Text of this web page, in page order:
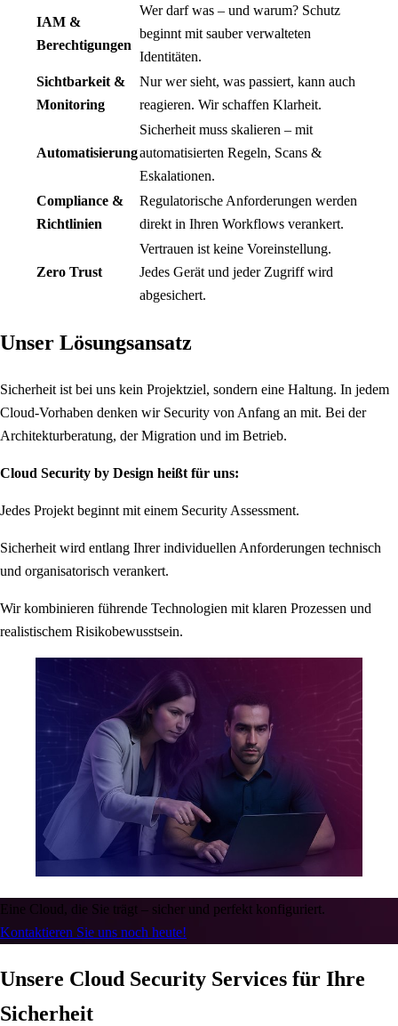
IAM &
Berechtigungen
Wer darf was – und warum? Schutz
beginnt mit sauber verwalteten
Identitäten.
Sichtbarkeit &
Monitoring
Nur wer sieht, was passiert, kann auch
reagieren. Wir schaffen Klarheit.
Automatisierung
Sicherheit muss skalieren – mit
automatisierten Regeln, Scans &
Eskalationen.
Compliance &
Richtlinien
Regulatorische Anforderungen werden
direkt in Ihren Workflows verankert.
Zero Trust
Vertrauen ist keine Voreinstellung.
Jedes Gerät und jeder Zugriff wird
abgesichert.
Unser Lösungsansatz
Sicherheit ist bei uns kein Projektziel, sondern eine Haltung. In jedem
Cloud-Vorhaben denken wir Security von Anfang an mit. Bei der
Architekturberatung, der Migration und im Betrieb.
Cloud Security by Design heißt für uns:
Jedes Projekt beginnt mit einem Security Assessment.
Sicherheit wird entlang Ihrer individuellen Anforderungen technisch
und organisatorisch verankert.
Wir kombinieren führende Technologien mit klaren Prozessen und
realistischem Risikobewusstsein.
Eine Cloud, die Sie trägt – sicher und perfekt konfiguriert.
Kontaktieren Sie uns noch heute!
Unsere Cloud Security Services für Ihre
Sicherheit